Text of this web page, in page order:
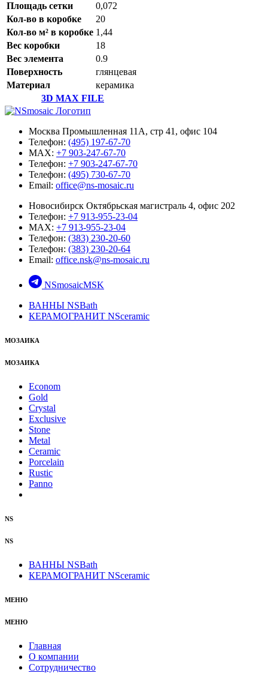
Площадь сетки
0,072
Кол-во в коробке
20
Кол-во м² в коробке 1,44
Вес коробки
18
Вес элемента
0.9
Поверхность
глянцевая
Материал
керамика
3D MAX FILE
Москва Промышленная 11А, стр 41, офис 104
Телефон: (495) 197-67-70
MAX: +7 903-247-67-70
Телефон: +7 903-247-67-70
Телефон: (495) 730-67-70
Email: office@ns-mosaic.ru
Новосибирск Октябрьская магистраль 4, офис 202
Телефон: +7 913-955-23-04
MAX: +7 913-955-23-04
Телефон: (383) 230-20-60
Телефон: (383) 230-20-64
Email: office.nsk@ns-mosaic.ru
NSmosaicMSK
ВАННЫ NSBath
КЕРАМОГРАНИТ NSceramic
МОЗАИКА
МОЗАИКА
Econom
Gold
Crystal
Exclusive
Stone
Metal
Ceramic
Porcelain
Rustic
Panno
NS
NS
ВАННЫ NSBath
КЕРАМОГРАНИТ NSceramic
МЕНЮ
МЕНЮ
Главная
О компании
Сотрудничество